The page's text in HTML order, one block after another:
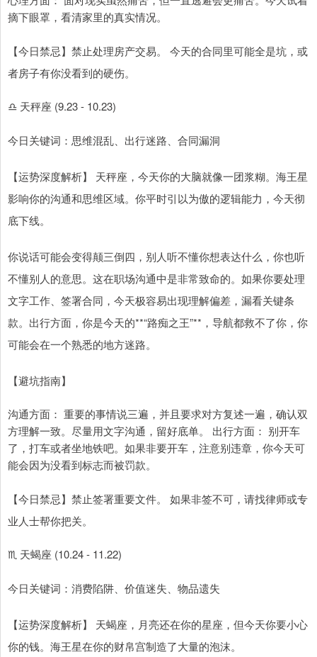
摘下眼罩，看清家里的真实情况。
【今日禁忌】禁止处理房产交易。 今天的合同里可能全是坑，或
者房子有你没看到的硬伤。
♎ 天秤座 (9.23 - 10.23)
今日关键词：思维混乱、出行迷路、合同漏洞
【运势深度解析】 天秤座，今天你的大脑就像一团浆糊。海王星
影响你的沟通和思维区域。你平时引以为傲的逻辑能力，今天彻
底下线。
你说话可能会变得颠三倒四，别人听不懂你想表达什么，你也听
不懂别人的意思。这在职场沟通中是非常致命的。如果你要处理
文字工作、签署合同，今天极容易出现理解偏差，漏看关键条
款。出行方面，你是今天的**“路痴之王”**，导航都救不了你，你
可能会在一个熟悉的地方迷路。
【避坑指南】
沟通方面： 重要的事情说三遍，并且要求对方复述一遍，确认双
方理解一致。尽量用文字沟通，留好底单。 出行方面： 别开车
了，打车或者坐地铁吧。如果非要开车，注意别违章，你今天可
能会因为没看到标志而被罚款。
【今日禁忌】禁止签署重要文件。 如果非签不可，请找律师或专
业人士帮你把关。
♏ 天蝎座 (10.24 - 11.22)
今日关键词：消费陷阱、价值迷失、物品遗失
【运势深度解析】 天蝎座，月亮还在你的星座，但今天你要小心
你的钱。海王星在你的财帛宫制造了大量的泡沫。